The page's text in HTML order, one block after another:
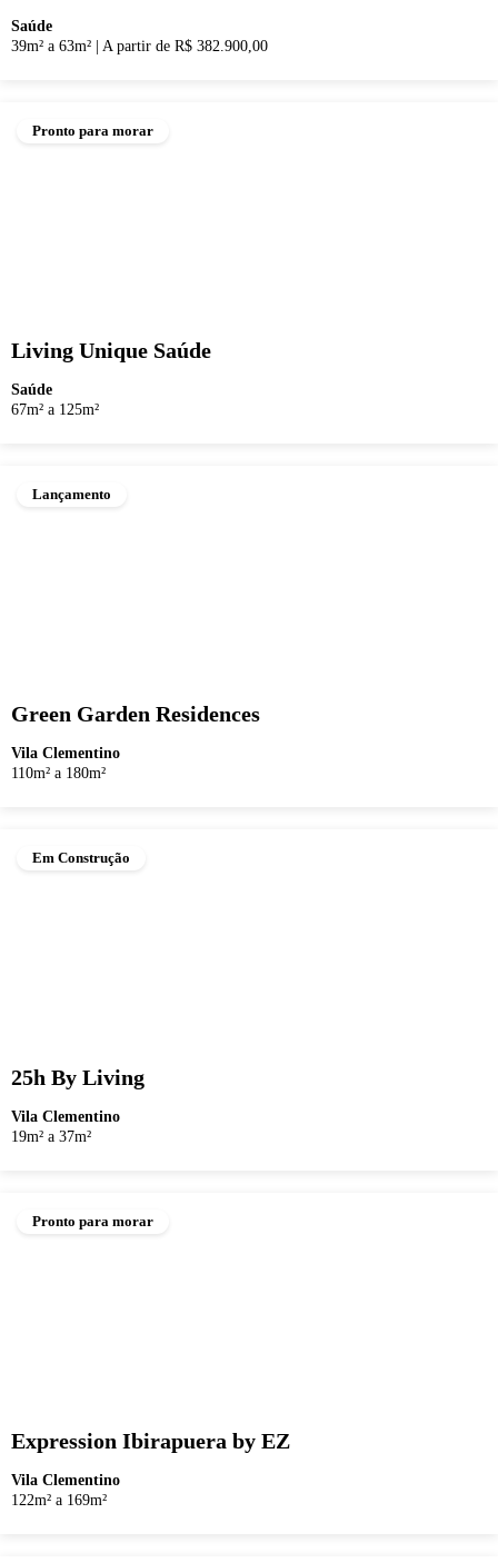
Saúde
39m² a 63m²
A partir de R$ 382.900,00
Pronto para morar
Living Unique Saúde
Saúde
67m² a 125m²
Lançamento
Green Garden Residences
Vila Clementino
110m² a 180m²
Em Construção
25h By Living
Vila Clementino
19m² a 37m²
Pronto para morar
Expression Ibirapuera by EZ
Vila Clementino
122m² a 169m²